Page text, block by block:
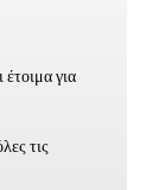
για
τις